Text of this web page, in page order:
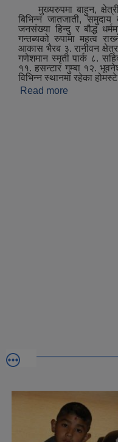
मुख्‍यरुपमा बाहुन, क्षेत्री,
बिभिन्‍न जातजाती,
जनसंख्या हिन्दु र बौद्ध
गन्तब्यको रुपामा महत्व
आकास भैरब ३. रानीवन क्षेत्र
गणेशमान स्मृती पार्क ८.
११. हसन्टार गुम्बा १२.
विभिन्न स्थानमा रहेका
Read more